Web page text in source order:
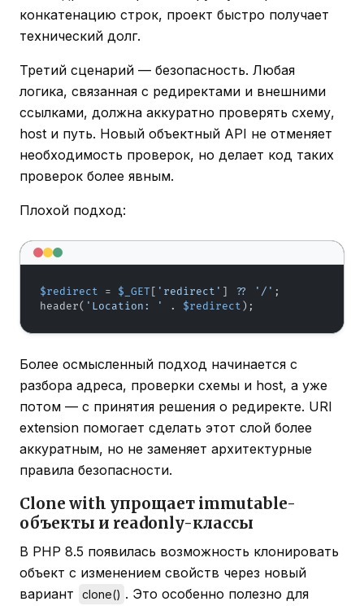
конкатенацию строк, проект быстро получает
технический долг.
Третий сценарий — безопасность. Любая
логика, связанная с редиректами и внешними
ссылками, должна аккуратно проверять схему,
host и путь. Новый объектный API не отменяет
необходимость проверок, но делает код таких
проверок более явным.
Плохой подход:
$redirect = $_GET[ 'redirect' ] ?? '/' ;
header( 'Location: ' . $redirect );
Более осмысленный подход начинается с
разбора адреса, проверки схемы и host, а уже
потом — с принятия решения о редиректе. URI
extension помогает сделать этот слой более
аккуратным, но не заменяет архитектурные
правила безопасности.
Clone with упрощает immutable-
объекты и readonly-классы
В PHP 8.5 появилась возможность клонировать
объект с изменением свойств через новый
вариант
clone() . Это особенно полезно для